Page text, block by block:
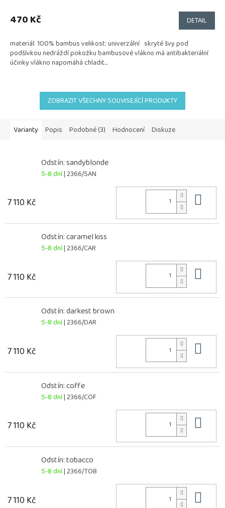
470 Kč DETAIL
materiál: 100% bambus velikost: univerzální skryté švy pod
podšívkou nedráždí pokožku bambusové vlákno má antibakteriální
účinky vlákno napomáhá chladit...
ZOBRAZIT VŠECHNY SOUVISEJÍCÍ PRODUKTY
Varianty Popis Podobné (3) Hodnocení Diskuze
Odstín: sandyblonde
5-8 dní| 2366/SAN
7 110 Kč
Odstín: caramel kiss
5-8 dní| 2366/CAR
7 110 Kč
Odstín: darkest brown
5-8 dní| 2366/DAR
7 110 Kč
Odstín: coffe
5-8 dní| 2366/COF
7 110 Kč
Odstín: tobacco
5-8 dní| 2366/TOB
7 110 Kč